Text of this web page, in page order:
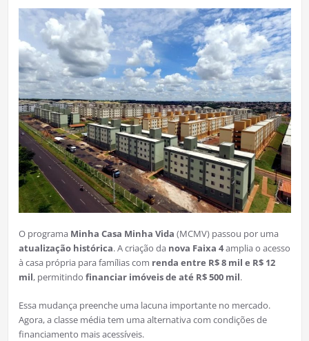
O programa Minha Casa Minha Vida (MCMV) passou por uma
atualização histórica. A criação da nova Faixa 4amplia o acesso
à casa própria para famílias com renda entre R$ 8 mil e R$ 12
mil, permitindo financiar imóveis de até R$ 500 mil.
Essa mudança preenche uma lacuna importante no mercado.
Agora, a classe média tem uma alternativa com condições de
financiamento mais acessíveis.